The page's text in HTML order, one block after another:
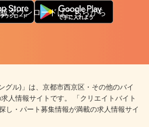
ダウンロードはこちらから
グル)」は、京都市西京区・その他のバイ
人情報サイトです。 「クリエイトバイト
し・パート募集情報が満載の求人情報サイ